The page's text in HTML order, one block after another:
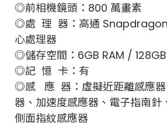
◎前相機鏡頭：800 萬畫素
◎處 理 器：高通
心處理器
◎儲存空間：6GB RAM /
◎記 憶 卡：有
◎感 應 器：虛擬近距離感應器
器、加速度感應器、電子指南針
側面指紋感應器